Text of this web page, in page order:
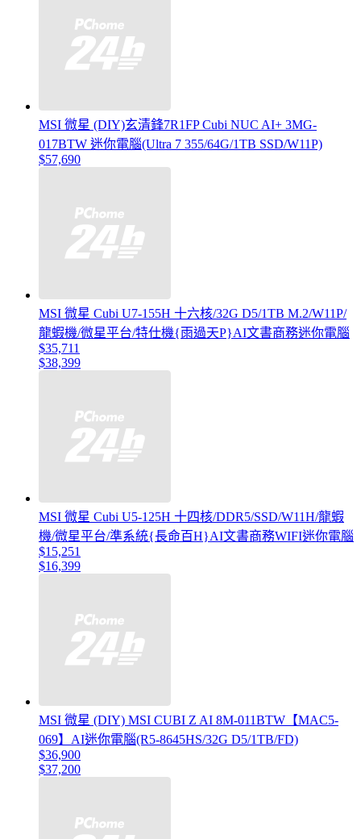
MSI 微星 (DIY)玄清鋒7R1FP Cubi NUC AI+ 3MG-
017BTW 迷你電腦(Ultra 7 355/64G/1TB SSD/W11P)
$57,690
MSI 微星 Cubi U7-155H 十六核/32G D5/1TB M.2/W11P/
龍蝦機/微星平台/特仕機{雨過天P}AI文書商務迷你電腦
$35,711
$38,399
MSI 微星 Cubi U5-125H 十四核/DDR5/SSD/W11H/龍蝦
機/微星平台/準系統{長命百H}AI文書商務WIFI迷你電腦
$15,251
$16,399
MSI 微星 (DIY) MSI CUBI Z AI 8M-011BTW【MAC5-
069】AI迷你電腦(R5-8645HS/32G D5/1TB/FD)
$36,900
$37,200